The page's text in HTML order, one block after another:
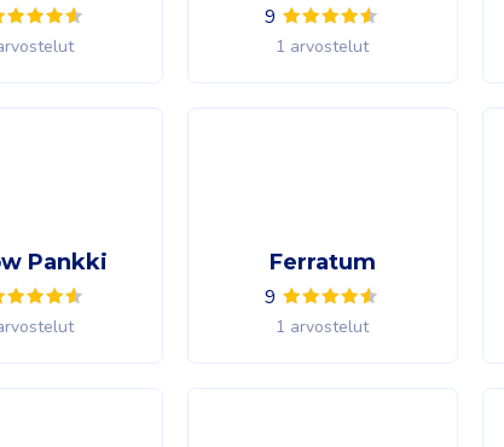
9
1 arvostelut
Pankki
Ferratum
9
1 arvostelut